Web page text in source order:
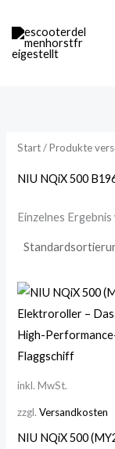
Inhalt
springen
i
n
e
i
Start/ Produkte
NIU NQiX 500
Einzelnes
inkl. MwSt.
zzgl.Versandkosten
NIU NQiX 500